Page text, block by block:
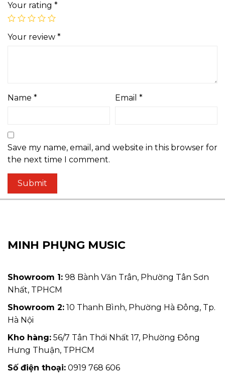
Your rating *
Your review *
Name * Email *
Save my name, email, and website in this browser for
the next time I comment.
MINH PHỤNG MUSIC
Showroom 1: 98 Bành Văn Trân, Phường Tân Sơn
Nhất, TPHCM
Showroom 2: 10 Thanh Bình, Phường Hà Đông, Tp.
Hà Nội
Kho hàng: 56/7 Tân Thới Nhất 17, Phường Đông
Hưng Thuận, TPHCM
Số điện thoại: 0919 768 606